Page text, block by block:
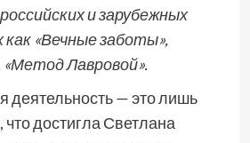
и зарубежных
«Вечные заботы»,
«Метод Лавровой».
деятельность — это лишь
что достигла Светлана